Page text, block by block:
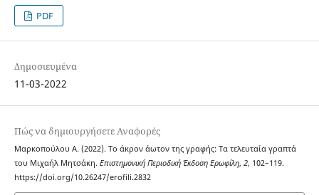
PDF
Δημοσιευμένα
11-03-2022
Πώς να δημιουργήσετε Αναφορές
Μαρκοπούλου Α. (2022). Το άκρον άωτον της γραφής: Τα τελευταία γραπτά
του Μιχαήλ Μητσάκη. Επιστημονική Περιοδική Έκδοση Ερωφίλη, 2, 102–119.
https://doi.org/10.26247/erofili.2832